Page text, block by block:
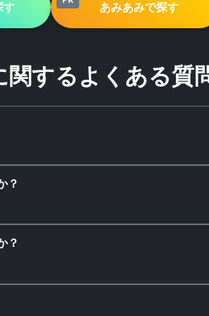
す あみあみで探す
関するよくある質
？
？